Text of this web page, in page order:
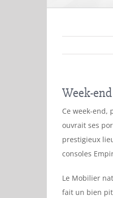
Week-
Ce week-end,
ouvrait ses
prestigieux
consoles
Le Mobilier
fait un bien